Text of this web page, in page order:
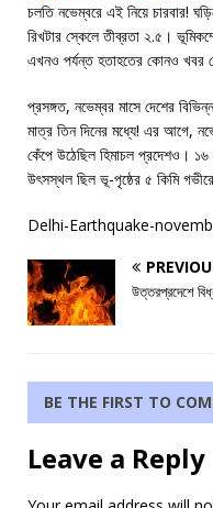
চলতি নভেম্বরে এই নিয়ে চারবার!
রিখটার স্কেলে তীব্রতা ২.৫।
এখনও পর্যন্ত হতাহতের কোনও খবর
প্রসঙ্গত, নভেম্বর মাসে দেশের
মাত্র তিন দিনের মধ্যে! এর আগে,
কেঁপে উঠেছিল হিমাচল প্রদেশও।
উৎসস্থল ছিল ভূ-পৃষ্ঠের ৫ কিমি
Delhi-Earthquake-
উত্তরপ্রদেশে
BE THE FIRST TO
Leave a Reply